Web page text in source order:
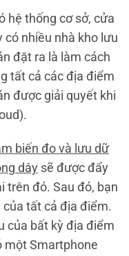
hệ thống cơ sở, cửa
có nhiều nhà kho lưu
đặt ra là làm cách
tất cả các địa điểm
được giải quyết khi
biến đo và lưu dữ
dây sẽ được đẩy
trên đó. Sau đó, bạn
tất cả địa điểm.
của bất kỳ địa điểm
một Smartphone